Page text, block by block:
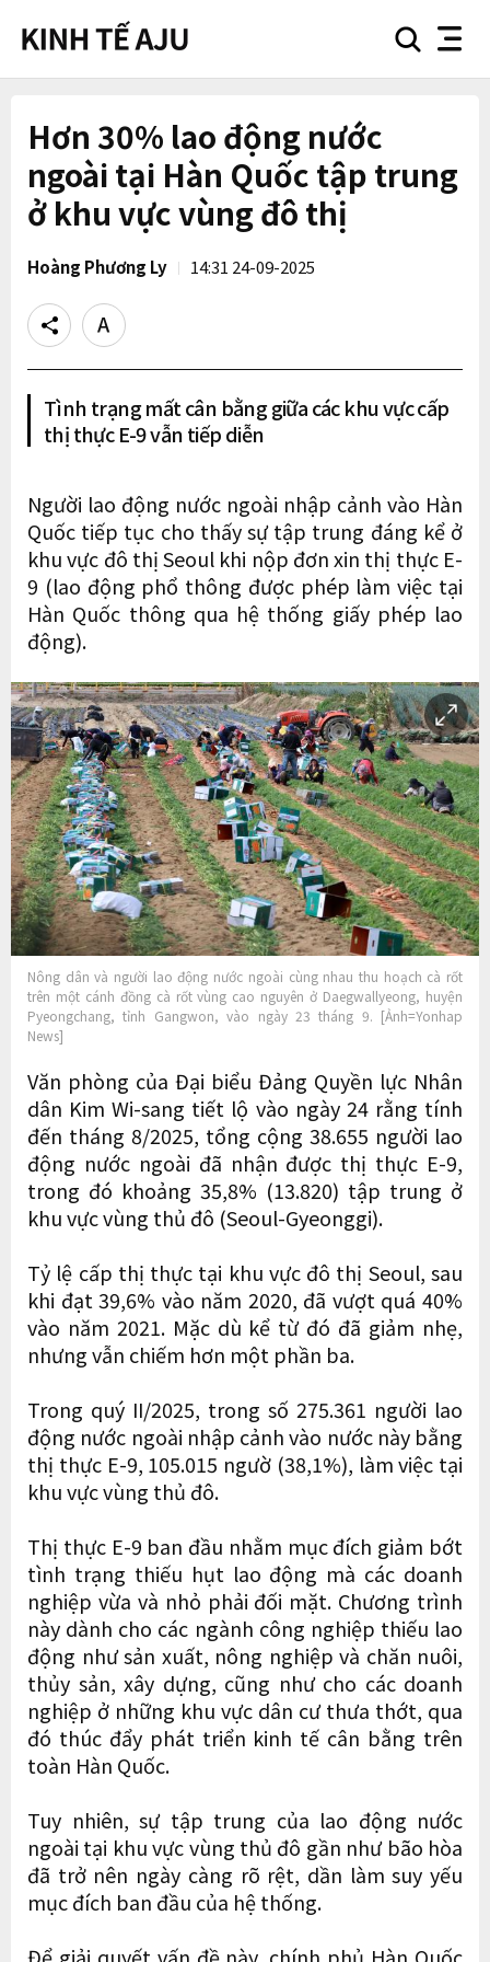
searchnav
Hơn 30% lao động nước
ngoài tại Hàn Quốc tập trung
ở khu vực vùng đô thị
Hoàng Phương Ly 14:31 24-09-2025
Share
Text
size
Tình trạng mất cân bằng giữa các khu vực cấp
thị thực E-9 vẫn tiếp diễn
Người lao động nước ngoài nhập cảnh vào Hàn
Quốc tiếp tục cho thấy sự tập trung đáng kể ở
khu vực đô thị Seoul khi nộp đơn xin thị thực E-
9 (lao động phổ thông được phép làm việc tại
Hàn Quốc thông qua hệ thống giấy phép lao
động).
Nông dân và người lao động nước ngoài cùng nhau thu hoạch cà rốt
trên một cánh đồng cà rốt vùng cao nguyên ở Daegwallyeong, huyện
Pyeongchang, tỉnh Gangwon, vào ngày 23 tháng 9. [Ảnh=Yonhap
News]
Văn phòng của Đại biểu Đảng Quyền lực Nhân
dân Kim Wi-sang tiết lộ vào ngày 24 rằng tính
đến tháng 8/2025, tổng cộng 38.655 người lao
động nước ngoài đã nhận được thị thực E-9,
trong đó khoảng 35,8% (13.820) tập trung ở
khu vực vùng thủ đô (Seoul-Gyeonggi).
Tỷ lệ cấp thị thực tại khu vực đô thị Seoul, sau
khi đạt 39,6% vào năm 2020, đã vượt quá 40%
vào năm 2021. Mặc dù kể từ đó đã giảm nhẹ,
nhưng vẫn chiếm hơn một phần ba.
Trong quý II/2025, trong số 275.361 người lao
động nước ngoài nhập cảnh vào nước này bằng
thị thực E-9, 105.015 ngườ (38,1%), làm việc tại
khu vực vùng thủ đô.
Thị thực E-9 ban đầu nhằm mục đích giảm bớt
tình trạng thiếu hụt lao động mà các doanh
nghiệp vừa và nhỏ phải đối mặt. Chương trình
này dành cho các ngành công nghiệp thiếu lao
động như sản xuất, nông nghiệp và chăn nuôi,
thủy sản, xây dựng, cũng như cho các doanh
nghiệp ở những khu vực dân cư thưa thớt, qua
đó thúc đẩy phát triển kinh tế cân bằng trên
toàn Hàn Quốc.
Tuy nhiên, sự tập trung của lao động nước
ngoài tại khu vực vùng thủ đô gần như bão hòa
đã trở nên ngày càng rõ rệt, dần làm suy yếu
mục đích ban đầu của hệ thống.